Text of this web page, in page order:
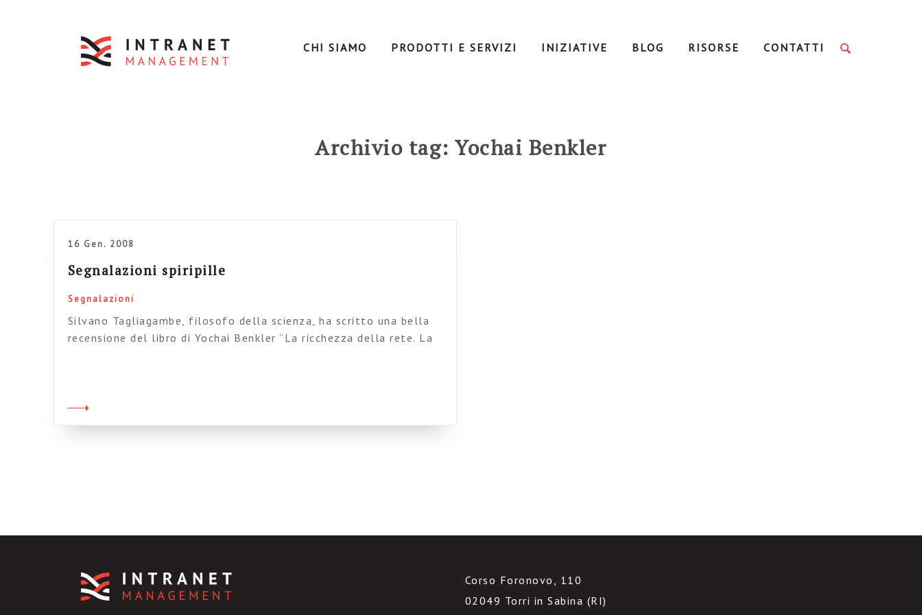
CHI SIAMO PRODOTTI E SERVIZI INIZIATIVE BLOG RISORSE CONTATTI
Archivio tag: Yochai Benkler
16 Gen. 2008
Segnalazioni spiripille
Segnalazioni
Silvano Tagliagambe, filosofo della scienza, ha scritto una bella
recensione del libro di Yochai Benkler “La ricchezza della rete. La
sembra che l’uso intensivo dei motori di ricerca […]
Corso Foronovo, 110
02049 Torri in Sabina (RI)